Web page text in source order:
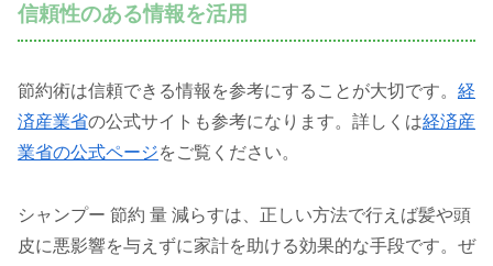
信頼性のある情報を活用
節約術は信頼できる情報を参考にすることが大切です。 経
済産業省の公式サイトも参考になります。詳しくは経済産
業省の公式ページをご覧ください。
シャンプー 節約 量 減らすは、正しい方法で行えば髪や頭
皮に悪影響を与えずに家計を助ける効果的な手段です。ぜ